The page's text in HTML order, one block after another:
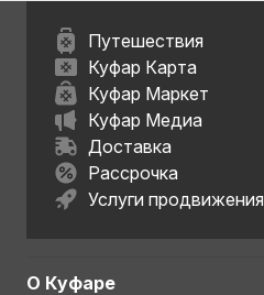
Путешествия
Куфар Карта
Куфар Маркет
Куфар Медиа
Доставка
Рассрочка
Услуги продвижения
О Куфаре